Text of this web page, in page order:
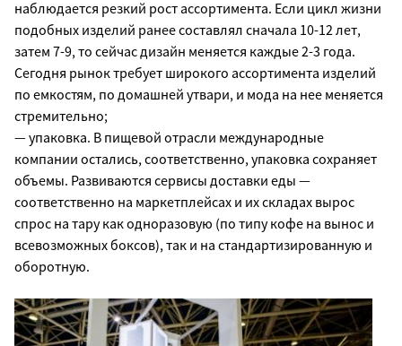
наблюдается резкий рост ассортимента. Если цикл жизни
подобных изделий ранее составлял сначала 10-12 лет,
затем 7-9, то сейчас дизайн меняется каждые 2-3 года.
Сегодня рынок требует широкого ассортимента изделий
по емкостям, по домашней утвари, и мода на нее меняется
стремительно;
— упаковка. В пищевой отрасли международные
компании остались, соответственно, упаковка сохраняет
объемы. Развиваются сервисы доставки еды —
соответственно на маркетплейсах и их складах вырос
спрос на тару как одноразовую (по типу кофе на вынос и
всевозможных боксов), так и на стандартизированную и
оборотную.